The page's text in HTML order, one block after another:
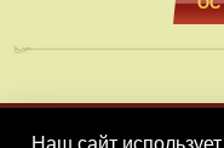
МЕНЮ
Наш сайт